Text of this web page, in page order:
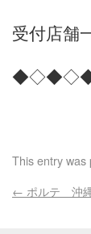
受付店舗
This entry was
← ポルテ 沖